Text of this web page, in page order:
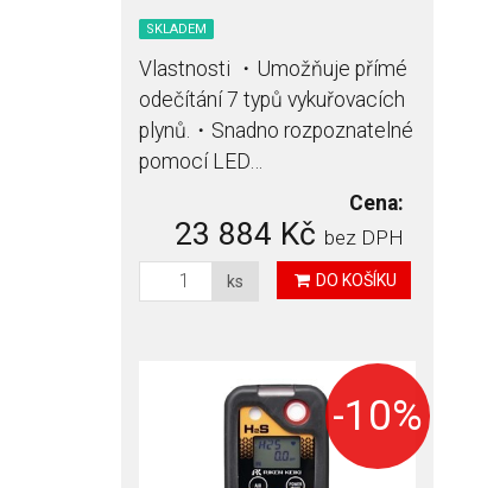
SKLADEM
Vlastnosti ・Umožňuje přímé
odečítání 7 typů vykuřovacích
plynů.・Snadno rozpoznatelné
pomocí LED…
Cena:
23 884 Kč bez DPH
ks DO KOŠÍKU
-10%